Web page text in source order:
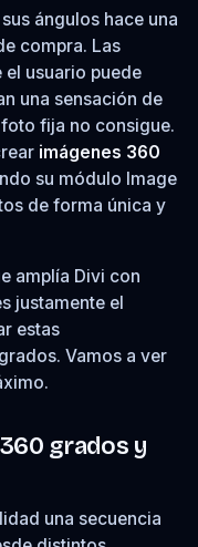
ángulos hace una
compra. Las
usuario puede
una sensación de
fija no consigue.
imágenes 360
su módulo Image
de forma única y
amplía Divi con
justamente el
estas
Vamos a ver
grados y
una secuencia